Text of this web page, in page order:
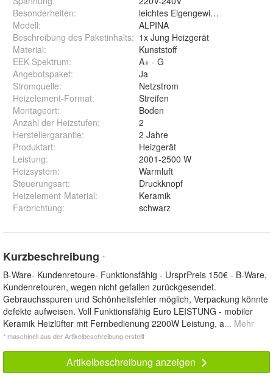
Besonderheiten:
leichtes Eigengewicht
Modell:
ALPINA
Beschreibung des Paketinhalts: 1x Jung Heizgerät
Material:
Kunststoff
EEK Spektrum:
A+ - G
Angebotspaket:
Ja
Stromquelle:
Netzstrom
Heizelement-Format:
Streifen
Montageort:
Boden
Anzahl der Heizstufen:
2
Herstellergarantie:
2 Jahre
Produktart:
Heizgerät
Leistung:
2001-2500 W
Heizsystem:
Warmluft
Steuerungsart:
Druckknopf
Heizelement-Material:
Keramik
Farbrichtung: schwarz
Kurzbeschreibung *
B-Ware- Kundenretoure- Funktionsfähig - UrsprPreis 150€ - B-Ware,
Kundenretouren, wegen nicht gefallen zurückgesendet.
Gebrauchsspuren und Schönheitsfehler möglich, Verpackung könnte
defekte aufweisen. Voll Funktionsfähig Euro LEISTUNG - mobiler
Keramik Heizlüfter mit Fernbedienung 2200W Leistung, a... Mehr
* maschinell aus der Artikelbeschreibung erstellt
Artikelbeschreibung anzeigen